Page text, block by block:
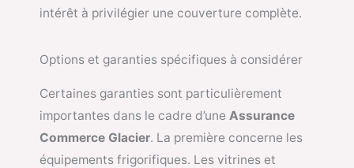
intérêt à privilégier une couverture complète.
Options et garanties spécifiques à considérer
Certaines garanties sont particulièrement
importantes dans le cadre d’une Assurance
Commerce Glacier. La première concerne les
équipements frigorifiques. Les vitrines et